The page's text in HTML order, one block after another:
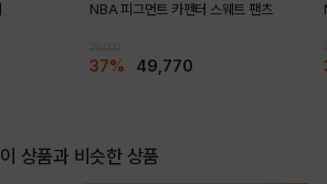
NBA 피그먼트 카펜터 스웨트 팬츠
37% 49,770
이 상품과 비슷한 상품